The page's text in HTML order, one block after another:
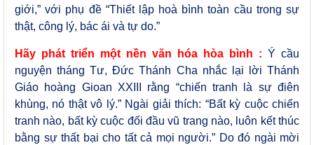
giới,” với phụ đề “Thiết lập hoà bình toàn cầu trong sự
thật, công lý, bác ái và tự do.”
Hãy phát triển một nền văn hóa hòa bình : Ý cầu
nguyện tháng Tư, Đức Thánh Cha nhắc lại lời Thánh
Giáo hoàng Gioan XXIII rằng “chiến tranh là sự điên
khùng, nó thật vô lý.” Ngài giải thích: “Bất kỳ cuộc chiến
tranh nào, bất kỳ cuộc đối đầu vũ trang nào, luôn kết thúc
bằng sự thất bại cho tất cả mọi người.” Do đó ngài mời